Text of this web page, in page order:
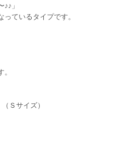
」
ているタイプです。
Ｓサイズ）